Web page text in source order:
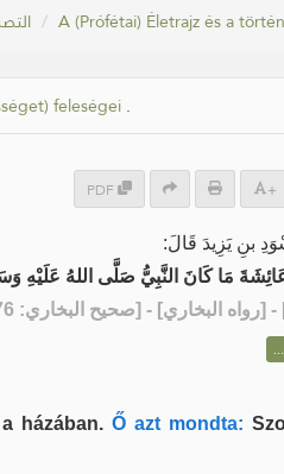
A (Prófétai) Életrajz és a
feleségei .
PDF +
بنِ يَزِيدَ قَالَ:
مَا كَانَ النَّبِيُّ صَلَّى اللهُ عَلَيْهِ
- [رواه البخاري] - [صحيح البخاري: 676]
házában. Ő azt mondta: